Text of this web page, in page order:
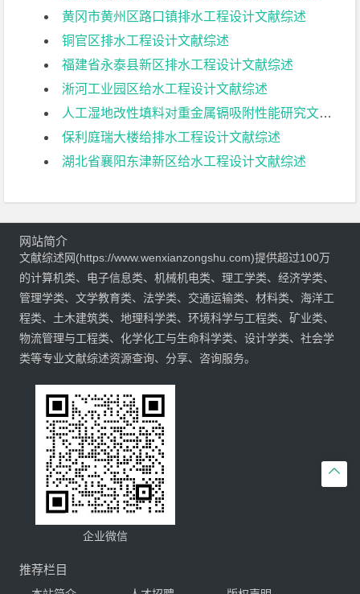
黄冈市黄州区路口镇排水工程设计文献综述
铜官区排水工程设计文献综述
福建省永泰县新区排水工程设计文献综述
淅河工业园区给水工程设计文献综述
人工湿地改性填料对重金属镉吸附性能研究文献综述
保利庭瑞大楼给排水工程设计文献综述
湖北省襄阳东津新区给水工程设计文献综述

网站简介
文献综述网(https://www.wenxianzongshu.com)提供超过100万
的计算机类、电子信息类、机械机电类、理工学类、经济学类、
管理学类、文学教育类、法学类、交通运输类、材料类、海洋工
程类、土木建筑类、地理科学类、环境科学与工程类、矿业类、
物流管理与工程类、化学化工与生命科学类、设计学类、社会学
类等专业文献综述资源查询、分享、咨询服务。
企业微信
推荐栏目